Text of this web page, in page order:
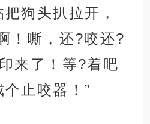
狗头扒拉开，
！嘶，还?咬还?
来了！等?着吧
止咬器！”